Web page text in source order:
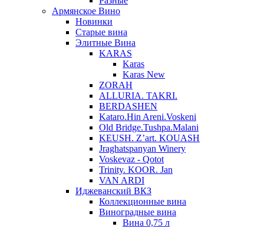
Армянское Вино
Новинки
Старые вина
Элитные Вина
KARAS
Karas
Karas New
ZORAH
ALLURIA. TAKRI.
BERDASHEN
Kataro.Hin Areni.Voskeni
Old Bridge.Tushpa.Malani
KEUSH. Z’art. KOUASH
Jraghatspanyan Winery
Voskevaz - Qotot
Trinity. KOOR. Jan
VAN ARDI
Иджеванский ВКЗ
Коллекционные вина
Виноградные вина
Вина 0,75 л